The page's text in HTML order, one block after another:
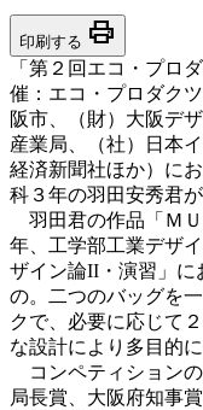
印刷する print
「第２回エコ・プロ
催：エコ・プロダク
阪市、（財）大阪デ
産業局、（社）日本
経済新聞社ほか）に
科３年の羽田安秀君
羽田君の作品「Ｍ
年、工学部工業デザ
ザイン論II・演習」に
の。二つのバッグを
クで、必要に応じて
な設計により多目的
コンペティション
局長賞、大阪府知事